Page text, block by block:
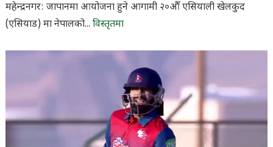
महेन्द्रनगर: जापानमा आयोजना हुने आगामी २०औँ एसियाली खेलकुद
(एसियाड) मा नेपालको... विस्तृतमा